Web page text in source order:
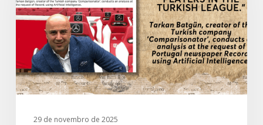
Batgün
ao
português
Record:
“Os
dados
sugerem
29 de novembro de 2025